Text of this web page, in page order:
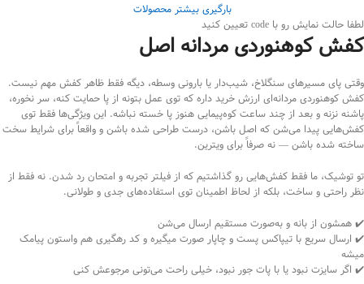
بارگیری بیشتر محصولات
لطفا حالت نمایش رو با code تعیین کنید
کفش کوهنوردی مردانه اصل
وقتی پای مسیرهای سنگلاخ، شیب‌دار یا بارونی وسطه، دیگه فقط ظاهر کفش مهم نیست.
کفش کوهنوردی مردانه‌ای ارزش خرید داره که توی عمل بتونه از پا حمایت کنه، سر نخوره،
پاشنه نزنه و بعد از چند ساعت کوه‌پیمایی هنوز پا خسته نباشه. این ویژگی‌ها فقط توی
کفش‌هایی پیدا می‌شن که اصل باشن، درست طراحی شده باشن و واقعاً برای شرایط سخت
ساخته شده باشن — نه صرفاً برای ویترین.
تو توشیک، ما فقط کفش‌هایی رو گذاشتیم که از فیلتر تجربه و امتحان رد شدن. نه فقط از
نظر راحتی و ساخت، بلکه از لحاظ اطمینان توی استفاده‌های جدی و طولانی.
✔️ همشون از بانه و به‌صورت مستقیم ارسال می‌شن
✔️ ارسال سریع با تیپاکس پست و چاپار صورت میگیره و کد رهگیری هم واستون پیامک
میشه
✔️ اگر سایزت نبود یا با پات جور نبود، خیلی راحت می‌تونی مرجوعش کنی